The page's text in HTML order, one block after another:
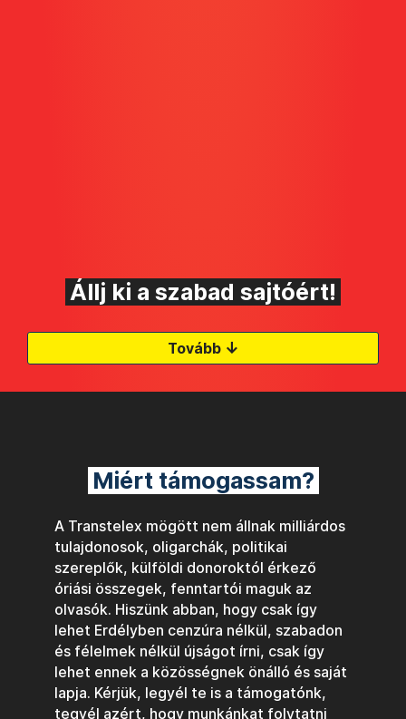
Állj ki a szabad sajtóért!
Tovább ↓
Miért támogassam?
A Transtelex mögött nem állnak milliárdos
tulajdonosok, oligarchák, politikai
szereplők, külföldi donoroktól érkező
óriási összegek, fenntartói maguk az
olvasók. Hiszünk abban, hogy csak így
lehet Erdélyben cenzúra nélkül, szabadon
és félelmek nélkül újságot írni, csak így
lehet ennek a közösségnek önálló és saját
lapja. Kérjük, legyél te is a támogatónk,
tegyél azért, hogy munkánkat folytatni